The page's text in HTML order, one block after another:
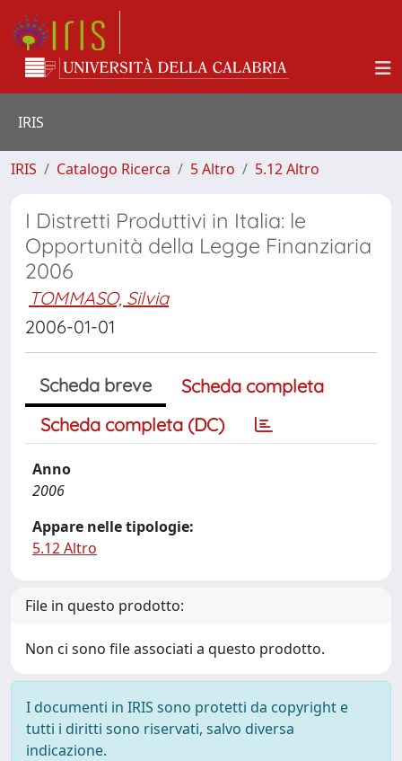
IRIS
IRIS Catalogo Ricerca 5 Altro 5.12 Altro
I Distretti Produttivi in Italia: le
Opportunità della Legge Finanziaria
2006
TOMMASO, Silvia
2006-01-01
Scheda breve
Scheda completa
Scheda completa (DC)
Anno
2006
Appare nelle tipologie:
5.12 Altro
File in questo prodotto:
Non ci sono file associati a questo prodotto.
I documenti in IRIS sono protetti da copyright e
tutti i diritti sono riservati, salvo diversa
indicazione.